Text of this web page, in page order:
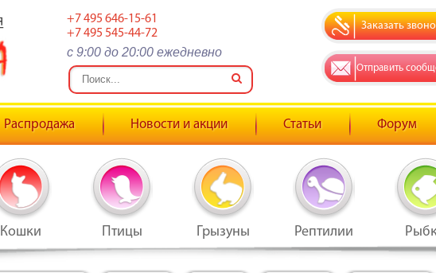
+7 495 646-15-61
+7 495 545-44-72
c 9:00 до 20:00 ежедневно
Заказать
Отправить
Распродажа Новости и акции Статьи Форум
Кошки Птицы Грызуны Рептилии